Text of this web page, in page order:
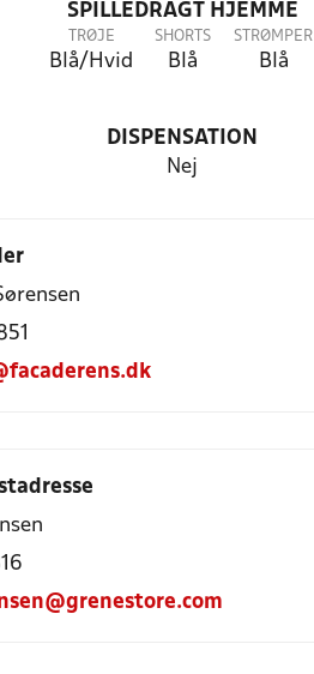
SPILLEDRAGT HJEMME
TRØJE
Blå/Hvid
SHORTS
Blå
STRØMPER
Blå
DISPENSATION
Nej